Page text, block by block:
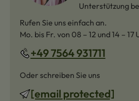
Unterstützung
Rufen Sie uns einfach an.
Mo. bis Fr. von 08 – 12 und 14 – 17
+49 7564 931711
Oder schreiben Sie uns
[email protected]